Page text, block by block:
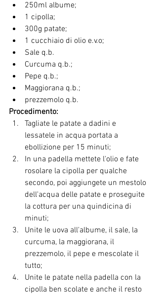
250ml albume;
1 cipolla;
300g patate;
1 cucchiaio di olio e.v.o;
Sale q.b.
Curcuma q.b.;
Pepe q.b.;
Maggiorana q.b.;
prezzemolo q.b.
Procedimento:
Tagliate le patate a dadini e
lessatele in acqua portata a
ebollizione per 15 minuti;
In una padella mettete l'olio e fate
rosolare la cipolla per qualche
secondo, poi aggiungete un mestolo
dell'acqua delle patate e proseguite
la cottura per una quindicina di
minuti;
Unite le uova all'albume, il sale, la
curcuma, la maggiorana, il
prezzemolo, il pepe e mescolate il
tutto;
Unite le patate nella padella con la
cipolla ben scolate e anche il resto